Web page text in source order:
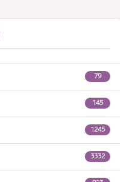
79
145
1245
3332